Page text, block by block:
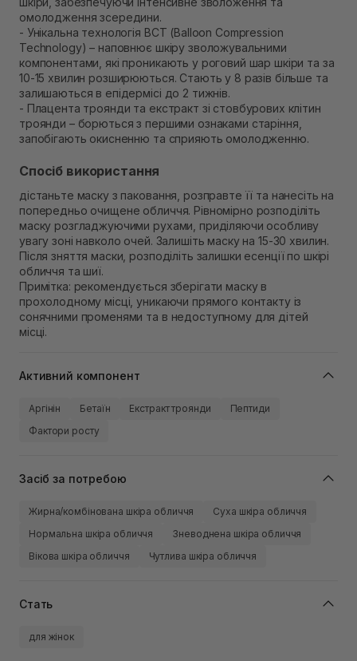
омолодження зсередини.
- Унікальна технологія BCT (Balloon Compression
Technology) – наповнює шкіру зволожувальними
компонентами, які проникають у роговий шар шкіри та за
10-15 хвилин розширюються. Стають у 8 разів більше та
залишаються в епідермісі до 2 тижнів.
- Плацента троянди та екстракт зі стовбурових клітин
троянди – борються з першими ознаками старіння,
запобігають окисненню та сприяють омолодженню.
Спосіб використання
дістаньте маску з паковання, розправте її та нанесіть на
попередньо очищене обличчя. Рівномірно розподіліть
маску розгладжуючими рухами, приділяючи особливу
увагу зоні навколо очей. Залишіть маску на 15-30 хвилин.
Після зняття маски, розподіліть залишки есенції по шкірі
обличчя та шиї.
Примітка: рекомендується зберігати маску в
прохолодному місці, уникаючи прямого контакту із
сонячними променями та в недоступному для дітей
місці.
Активний компонент
Аргінін Бетаїн Екстракт троянди
Пептиди
Фактори росту
Засіб за потребою
Жирна/комбінована шкіра обличчя
Суха шкіра обличчя
Нормальна шкіра обличчя
Зневоднена шкіра обличчя
Вікова шкіра обличчя
Чутлива шкіра обличчя
Стать
для жінок